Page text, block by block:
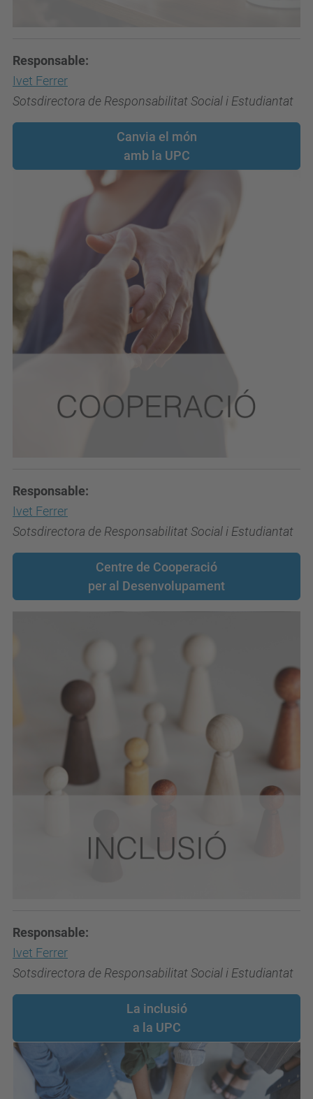
Responsable:
Ivet Ferrer
Sotsdirectora de Responsabilitat Social i Estudiantat
Canvia el món
amb la UPC
Responsable:
Ivet Ferrer
Sotsdirectora de Responsabilitat Social i Estudiantat
Centre de Cooperació
per al Desenvolupament
Responsable:
Ivet Ferrer
Sotsdirectora de Responsabilitat Social i Estudiantat
La inclusió
a la UPC